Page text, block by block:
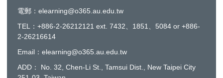
電郵：elearning@o365.au.edu.tw
TEL：+886-2-26212121 ext. 7432、1851、5084 or +886-
2-26216614
Email：elearning@o365.au.edu.tw
ADD： No. 32, Chen-Li St., Tamsui Dist., New Taipei City